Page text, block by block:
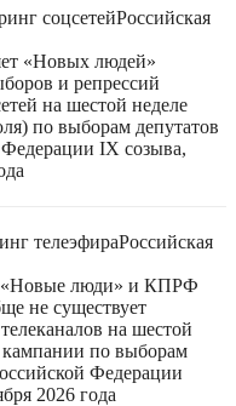
соцсетейРоссийская
«Новых людей»
и репрессий
на шестой неделе
по выборам депутатов
IX созыва,
телеэфираРоссийская
«Новые люди» и КПРФ
не существует
на шестой
кампании по выборам
Федерации
2026 года